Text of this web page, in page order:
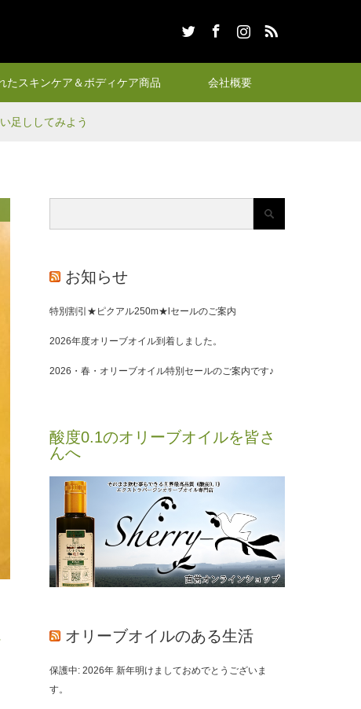
たスキンケア＆ボディケア商品 会社概要
足ししてみよう
お知らせ
特別割引★ピクアル250m★lセールのご案内
2026年度オリーブオイル到着しました。
2026・春・オリーブオイル特別セールのご案内です♪
酸度0.1のオリーブオイルを皆さ
んへ
オリーブオイルのある生活
保護中: 2026年 新年明けましておめでとうございま
す。